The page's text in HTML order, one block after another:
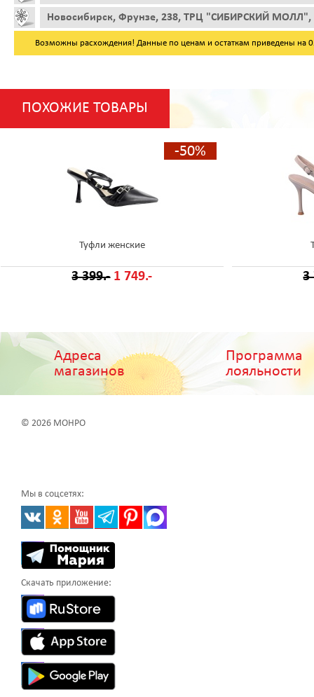
Новосибирск, Фрунзе, 238, ТРЦ "СИБИРСКИЙ МОЛЛ",
Возможны расхождения! Данные по ценам и остаткам приведены на
ПОХОЖИЕ ТОВАРЫ
-50%
Туфли женские
3 399.- 1 749.- 3
Адреса
магазинов
Программа
лояльности
© 2026 МОНРО
Мы в соцсетях:
Скачать приложение: